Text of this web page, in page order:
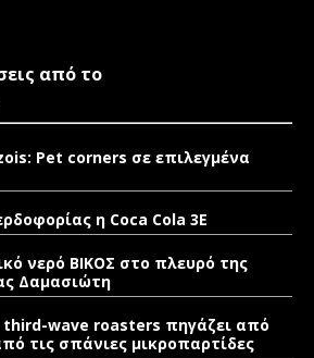
από το
Pet corners σε επιλεγμένα
η Coca Cola 3E
νερό ΒΙΚΟΣ στο πλευρό της
Δαμασιώτη
wave roasters πηγάζει από
τις σπάνιες μικροπαρτίδες